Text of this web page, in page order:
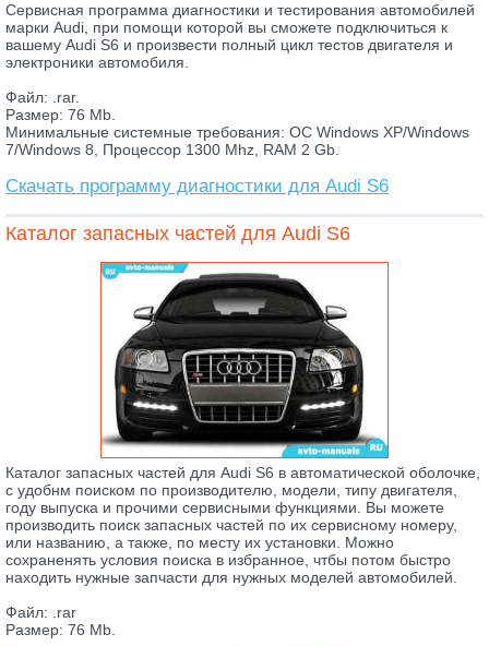
Сервисная программа диагностики и тестирования автомобилей
марки Audi, при помощи которой вы сможете подключиться к
вашему Audi S6 и произвести полный цикл тестов двигателя и
электроники автомобиля.
Файл: .rar.
Размер: 76 Mb.
Минимальные системные требования: ОС Windows XP/Windows
7/Windows 8, Процессор 1300 Mhz, RAM 2 Gb.
Скачать программу диагностики для Audi S6
Каталог запасных частей для Audi S6
Каталог запасных частей для Audi S6 в автоматической оболочке,
с удобнм поиском по производителю, модели, типу двигателя,
году выпуска и прочими сервисными функциями. Вы можете
производить поиск запасных частей по их сервисному номеру,
или названию, а также, по месту их установки. Можно
сохраненять условия поиска в избранное, чтбы потом быстро
находить нужные запчасти для нужных моделей автомобилей.
Файл: .rar
Размер: 76 Mb.